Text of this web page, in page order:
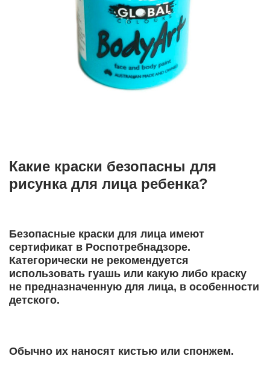
Какие краски безопасны для
рисунка для лица ребенка?
Безопасные краски для лица имеют
сертификат в Роспотребнадзоре.
Категорически не рекомендуется
использовать гуашь или какую либо краску
не предназначенную для лица, в особенности
детского.
Обычно их наносят кистью или спонжем.